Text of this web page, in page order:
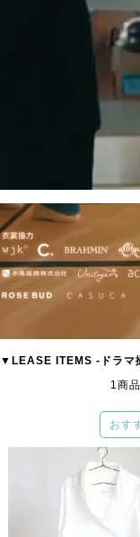
▼ LEASE ITEMS -ドラマ
1商
おす